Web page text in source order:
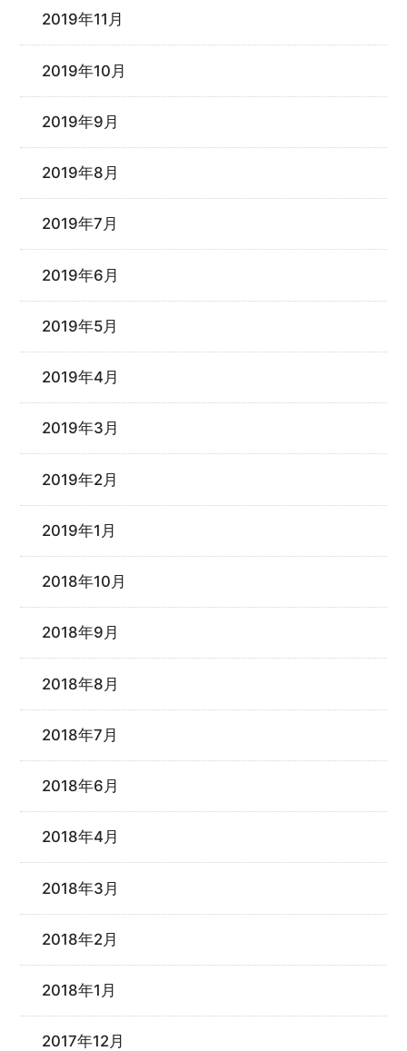
2019年11月
2019年10月
2019年9月
2019年8月
2019年7月
2019年6月
2019年5月
2019年4月
2019年3月
2019年2月
2019年1月
2018年10月
2018年9月
2018年8月
2018年7月
2018年6月
2018年4月
2018年3月
2018年2月
2018年1月
2017年12月